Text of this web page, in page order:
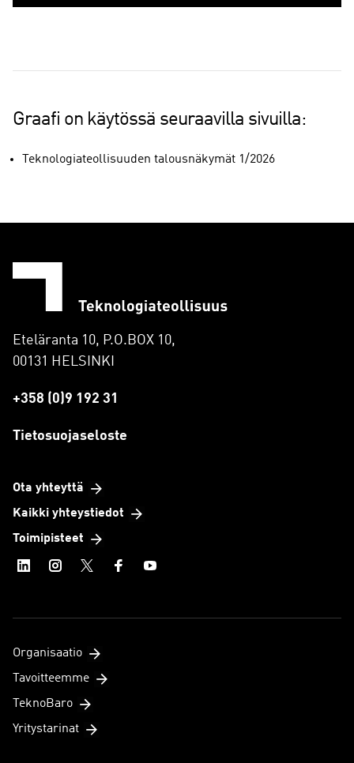
Graafi on käytössä seuraavilla sivuilla:
Teknologiateollisuuden talousnäkymät 1/2026
Eteläranta 10, P.O.BOX 10,
00131 HELSINKI
+358 (0)9 192 31
Tietosuojaseloste
Ota yhteyttä
Kaikki yhteystiedot
Toimipisteet
Organisaatio
Tavoitteemme
TeknoBaro
Yritystarinat